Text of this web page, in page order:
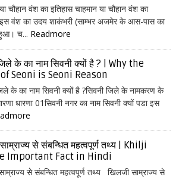
चौहान वंश का इतिहास चाहमान या चौहान वंश का
वंश का उदय शाकंभरी (साम्भर अजमेर के आस-पास का
च... Readmore
के का नाम सिवनी क्यों है ? | Why the
Seoni is Seoni Reason
के का नाम सिवनी क्यों है ?सिवनी जिले के नामकरण के
धारणा 01सिवनी नगर का नाम सिवनी क्यों पडा इस
से संबन्धित महत्वपूर्ण तथ्य | Khilji
Important Fact in Hindi
से संबन्धित महत्वपूर्ण तथ्य खिलजी साम्राज्य से